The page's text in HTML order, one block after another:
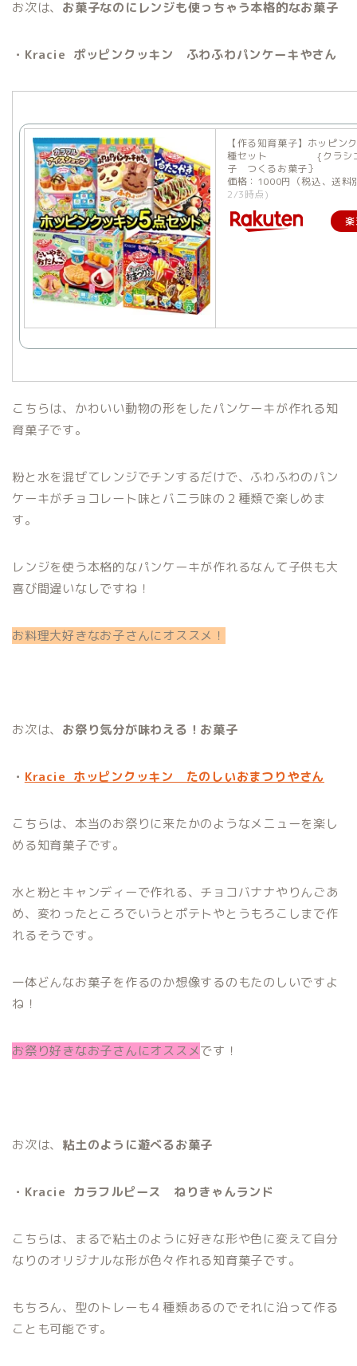
お次は、 お菓子なのにレンジも使っちゃう本格的なお菓子
・Kracie ポッピンクッキン ふわふわパンケーキやさん
【作る知育菓子】ホッピン
種セット {クラシ
子 つくるお菓子｝
価格：1000円（税込、送
2/3時点)
こちらは、かわいい動物の形をしたパンケーキが作れる知
育菓子です。
粉と水を混ぜてレンジでチンするだけで、ふわふわのパン
ケーキがチョコレート味とバニラ味の２種類で楽しめま
す。
レンジを使う本格的なパンケーキが作れるなんて子供も大
喜び間違いなしですね！
お料理大好きなお子さんにオススメ！
お次は、 お祭り気分が味わえる！お菓子
・ Kracie ホッピンクッキン たのしいおまつりやさん
こちらは、本当のお祭りに来たかのようなメニューを楽し
める知育菓子です。
水と粉とキャンディーで作れる、チョコバナナやりんごあ
め、変わったところでいうとポテトやとうもろこしまで作
れるそうです。
一体どんなお菓子を作るのか想像するのもたのしいですよ
ね！
お祭り好きなお子さんにオススメです！
お次は、 粘土のように遊べるお菓子
・Kracie カラフルピース ねりきゃんランド
こちらは、まるで粘土のように好きな形や色に変えて自分
なりのオリジナルな形が色々作れる知育菓子です。
もちろん、型のトレーも４種類あるのでそれに沿って作る
ことも可能です。